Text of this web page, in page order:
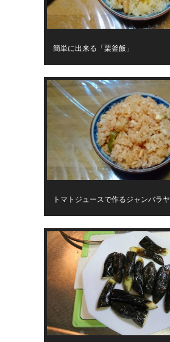
簡単に出来る「栗釜飯」
トマトジュースで作るジャンバラヤ